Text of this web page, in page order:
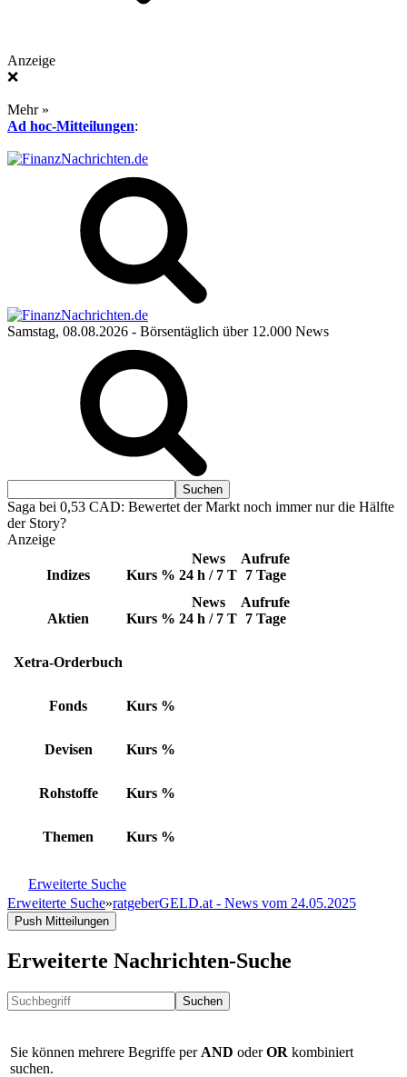
Anzeige
❌
Mehr »
Ad hoc-Mitteilungen:
Samstag, 08.08.2026 - Börsentäglich über 12.000 News
Saga bei 0,53 CAD: Bewertet der Markt noch immer nur die Hälfte
der Story?
Anzeige
Indizes Kurs %
News
24 h / 7 T
Aufrufe
7 Tage
Aktien Kurs %
News
24 h / 7 T
Aufrufe
7 Tage
Xetra-Orderbuch
Fonds Kurs %
Devisen Kurs %
Rohstoffe Kurs %
Themen Kurs %
Erweiterte Suche
Erweiterte Suche»ratgeberGELD.at - News vom 24.05.2025
Push Mitteilungen
Erweiterte Nachrichten-Suche
Suchen
Sie können mehrere Begriffe per AND oderOR kombiniert
suchen.